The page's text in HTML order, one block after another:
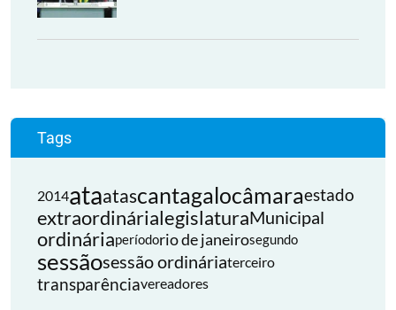
Tags
2014ataatascantagalocâmaraestado
extraordinárialegislaturaMunicipal
ordináriaperíodorio de janeirosegundo
sessãosessão ordináriaterceiro
transparênciavereadores